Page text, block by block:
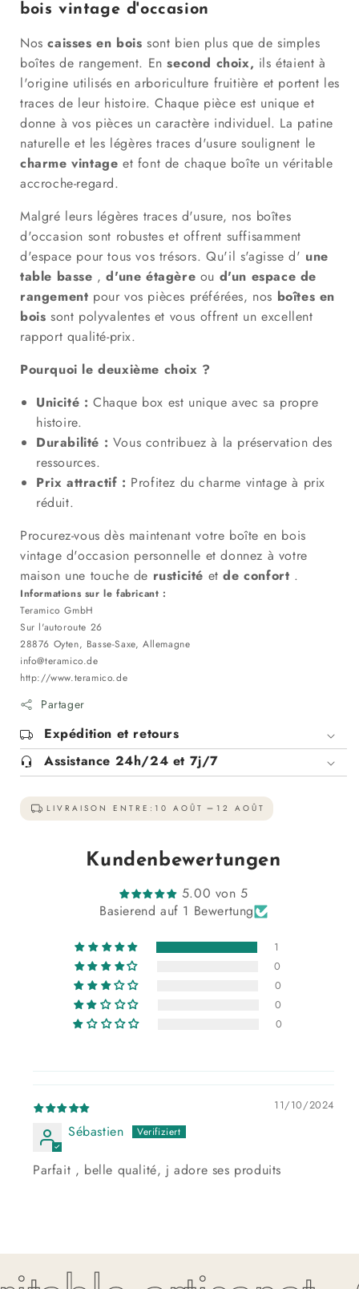
bois vintage d'occasion
Noscaisses en bois sont bien plus que de simples
boîtes de rangement. Ensecond choix, ils étaient à
l'origine utilisés en arboriculture fruitière et portent les
traces de leur histoire. Chaque pièce est unique et
donne à vos pièces un caractère individuel. La patine
naturelle et les légères traces d'usure soulignent le
charme vintage et font de chaque boîte un véritable
accroche-regard.
Malgré leurs légères traces d'usure, nos boîtes
d'occasion sont robustes et offrent suffisamment
d'espace pour tous vos trésors. Qu'il s'agisse d' une
table basse ,d'une étagère ou d'un espace de
rangement pour vos pièces préférées, nos boîtes en
bois sont polyvalentes et vous offrent un excellent
rapport qualité-prix.
Pourquoi le deuxième choix ?
Unicité : Chaque box est unique avec sa propre
histoire.
Durabilité : Vous contribuez à la préservation des
ressources.
Prix ​​attractif : Profitez du charme vintage à prix
réduit.
Procurez-vous dès maintenant votre boîte en bois
vintage d'occasion personnelle et donnez à votre
maison une touche de rusticité etde confort .
Informations sur le fabricant :
Teramico GmbH
Sur l'autoroute 26
28876 Oyten, Basse-Saxe, Allemagne
info@teramico.de
http://www.teramico.de
Partager
Expédition et retours
Assistance 24h/24 et 7j/7
LIVRAISON ENTRE: 10 AOÛT 12 AOÛT
Kundenbewertungen
5.00 von 5
Basierend auf 1 Bewertung
1
0
0
0
0
11/10/2024
Sébastien
Parfait , belle qualité, j adore ses produits